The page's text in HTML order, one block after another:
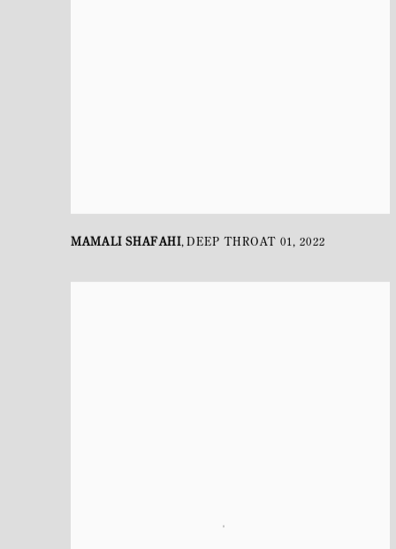
MAMALI SHAFAHI, DEEP THROAT 01,2022